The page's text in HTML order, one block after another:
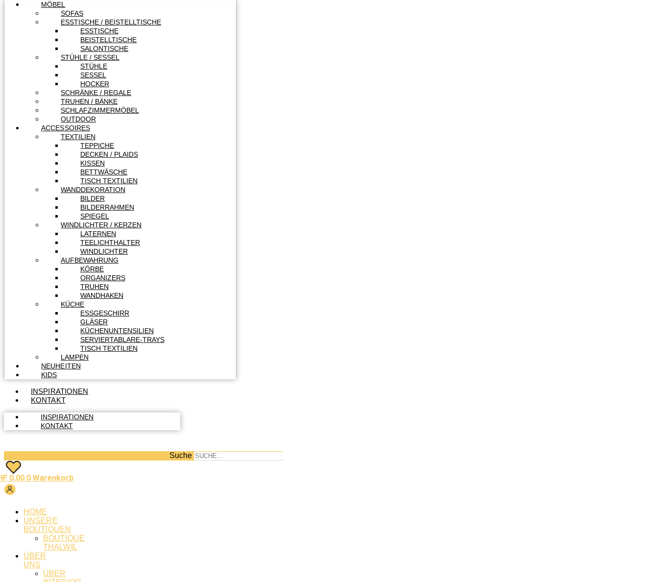
MÖBEL
SOFAS
ESSTISCHE / BEISTELLTISCHE
ESSTISCHE
BEISTELLTISCHE
SALONTISCHE
STÜHLE / SESSEL
STÜHLE
SESSEL
HOCKER
SCHRÄNKE / REGALE
TRUHEN / BÄNKE
SCHLAFZIMMERMÖBEL
OUTDOOR
ACCESSOIRES
TEXTILIEN
TEPPICHE
DECKEN / PLAIDS
KISSEN
BETTWÄSCHE
TISCH TEXTILIEN
WANDDEKORATION
BILDER
BILDERRAHMEN
SPIEGEL
WINDLICHTER / KERZEN
LATERNEN
TEELICHTHALTER
WINDLICHTER
AUFBEWAHRUNG
KÖRBE
ORGANIZERS
TRUHEN
WANDHAKEN
KÜCHE
ESSGESCHIRR
GLÄSER
KÜCHENUNTENSILIEN
SERVIERTABLARE-TRAYS
TISCH TEXTILIEN
LAMPEN
NEUHEITEN
KIDS
INSPIRATIONEN
KONTAKT
INSPIRATIONEN
KONTAKT
Suche
0.00 0 Warenkorb
HOME
UNSERE
BOUTIQUEN
BOUTIQUE
THALWIL
ÜBER
UNS
ÜBER